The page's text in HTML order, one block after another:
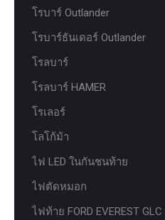
โรบาร์ Outlander
โรบาร์ธันเดอร์ Outlander
โรลบาร์
โรลบาร์ HAMER
โรเลอร์
โลโก้ม้า
ไฟ LED ในกันชนท้าย
ไฟตัดหมอก
ไฟท้าย FORD EVEREST